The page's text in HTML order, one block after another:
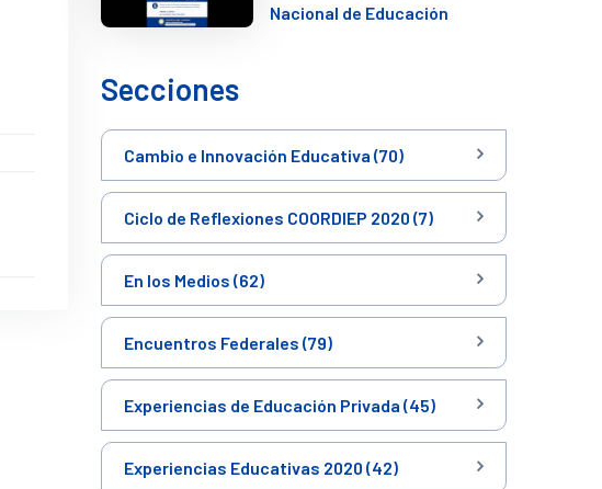
Nacional de Educación
Secciones
Cambio e Innovación Educativa (70)
Ciclo de Reflexiones COORDIEP 2020 (7)
En los Medios (62)
Encuentros Federales (79)
Experiencias de Educación Privada (45)
Experiencias Educativas 2020 (42)